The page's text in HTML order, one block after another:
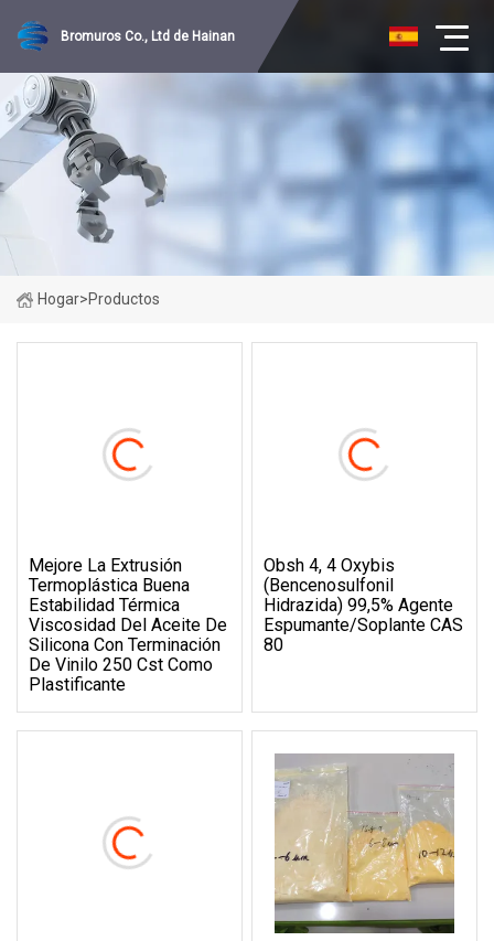
Bromuros Co., Ltd de Hainan
Hogar>Productos
Mejore La Extrusión
Termoplástica Buena
Estabilidad Térmica
Viscosidad Del Aceite De
Silicona Con Terminación
De Vinilo 250 Cst Como
Plastificante
Obsh 4, 4 Oxybis
(bencenosulfonil
Hidrazida) 99,5% Agente
Espumante/soplante CAS
80